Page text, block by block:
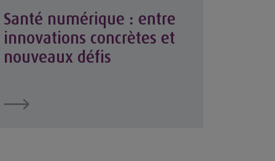
Santé numérique : entre
innovations concrètes et
nouveaux défis